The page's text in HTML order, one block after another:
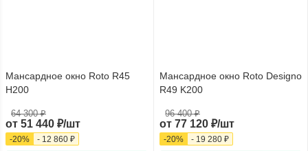
Мансардное окно Roto R45
H200
от 51 440 ₽/шт
64 300 ₽
-20% - 12 860 ₽
Мансардное окно Roto Designo
R49 K200
от 77 120 ₽/шт
96 400 ₽
-20% - 19 280 ₽